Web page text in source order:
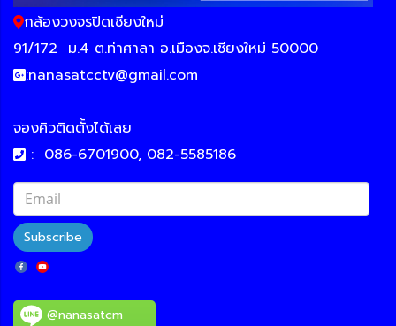
กล้องวงจรปิดเชียงใหม่
91/172 ม.4 ต.ท่าศาลา อ.เมืองจ.เชียงใหม่ 50000
:nanasatcctv@gmail.com
จองคิวติดตั้งได้เลย
: 086-6701900, 082-5585186
Subscribe
@nanasatcm